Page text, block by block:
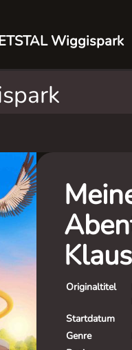
Wiggispark
Klaus
Originaltitel
Startdatum
Genre